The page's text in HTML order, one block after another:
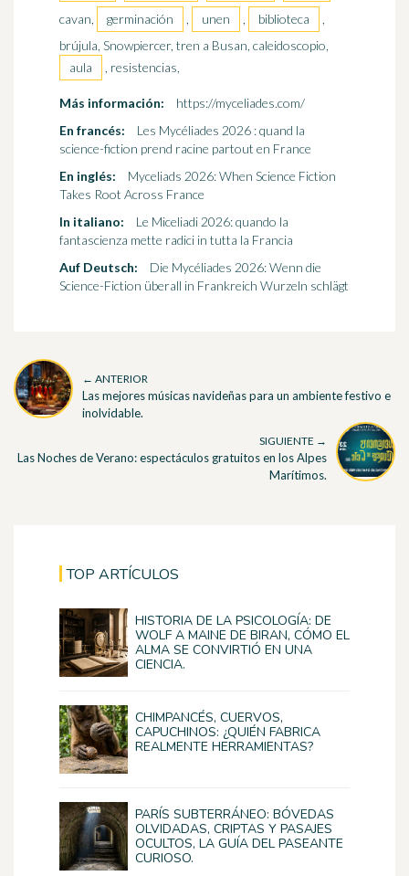
cavan,
germinación , unen , biblioteca
,
brújula, Snowpiercer, tren a Busan, caleidoscopio,
aula
, resistencias,
Más información:
https://myceliades.com/
En francés:
Les Mycéliades 2026 : quand la
science-fiction prend racine partout en France
En inglés:
Myceliads 2026: When Science Fiction
Takes Root Across France
In italiano:
Le Miceliadi 2026: quando la
fantascienza mette radici in tutta la Francia
Auf Deutsch:
Die Mycéliades 2026: Wenn die
Science-Fiction überall in Frankreich Wurzeln schlägt
← ANTERIOR
Las mejores músicas navideñas para un ambiente festivo e
inolvidable.
SIGUIENTE →
Las Noches de Verano: espectáculos gratuitos en los Alpes
Marítimos.
TOP ARTÍCULOS
HISTORIA DE LA PSICOLOGÍA: DE
WOLF A MAINE DE BIRAN, CÓMO EL
ALMA SE CONVIRTIÓ EN UNA
CIENCIA.
CHIMPANCÉS, CUERVOS,
CAPUCHINOS: ¿QUIÉN FABRICA
REALMENTE HERRAMIENTAS?
PARÍS SUBTERRÁNEO: BÓVEDAS
OLVIDADAS, CRIPTAS Y PASAJES
OCULTOS, LA GUÍA DEL PASEANTE
CURIOSO.